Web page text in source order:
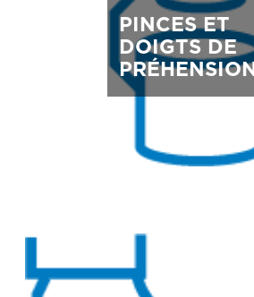
PINCES ET
DOIGTS DE
PRÉHENSION